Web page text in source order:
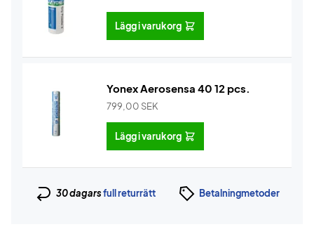
Lägg i varukorg
Yonex Aerosensa 40 12 pcs.
799,00 SEK
Lägg i varukorg
30 dagarsfull returrätt Betalningmetoder